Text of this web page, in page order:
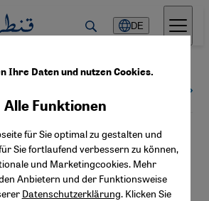
DE
Ihre Daten und nutzen Cookies.
Alle Funktionen
für Sie optimal zu gestalten und
Sie fortlaufend verbessern zu können,
und Marketingcookies. Mehr
Anbietern und der Funktionsweise
Datenschutzerklärung. Klicken Sie